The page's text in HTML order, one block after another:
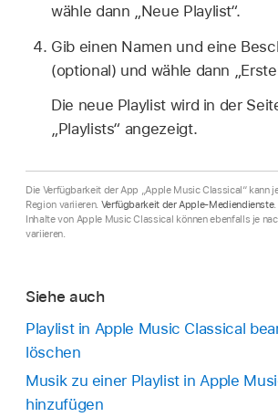
wähle dann „Neue Playlist“.
Gib einen Namen und eine
(optional) und wähle dann
Die neue Playlist wird in der
„Playlists“ angezeigt.
Die Verfügbarkeit der App „Apple Music Classical“ kann
Region variieren. Verfügbarkeit der Apple-Mediendienste
Inhalte von Apple Music Classical können ebenfalls je
variieren.
Siehe auch
Playlist in Apple Music Classical
löschen
Musik zu einer Playlist in Apple
hinzufügen